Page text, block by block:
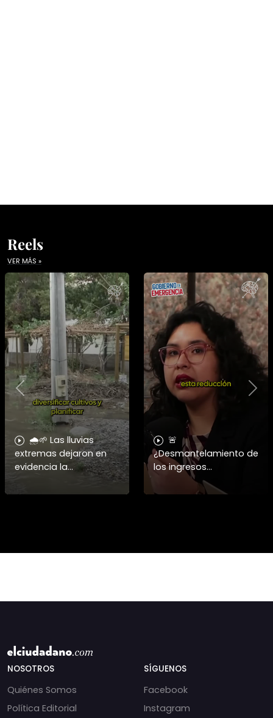
Reels
VER MÁS »
🌧️🌱 Las lluvias
extremas dejaron en
evidencia la
vulnerabilidad del
campo chileno.
🚨
¿Desmantelamiento de
los ingresos
municipales o
beneficio fiscal
Previous
NOSOTROS
Quiénes Somos
Política Editorial
SÍGUENOS
Facebook
Instagram